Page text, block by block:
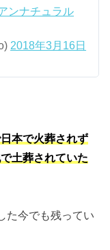
ンナチュラル
2018年3月16日
本で火葬されず
土葬されていた
た今でも残ってい